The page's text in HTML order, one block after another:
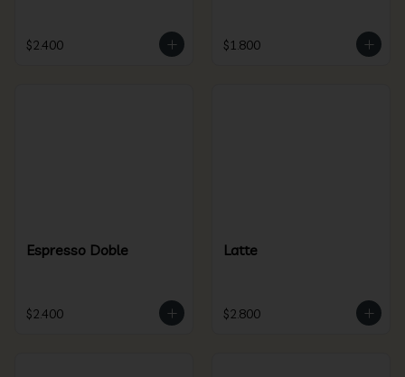
$2.400 $1.800
Espresso Doble
$2.400
Latte
$2.800